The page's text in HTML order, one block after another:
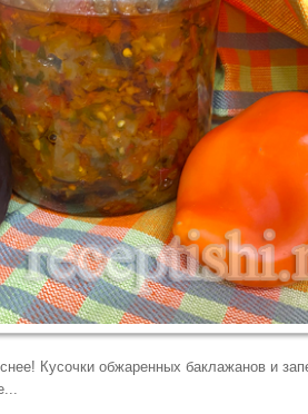
Кусочки обжаренных баклажанов и